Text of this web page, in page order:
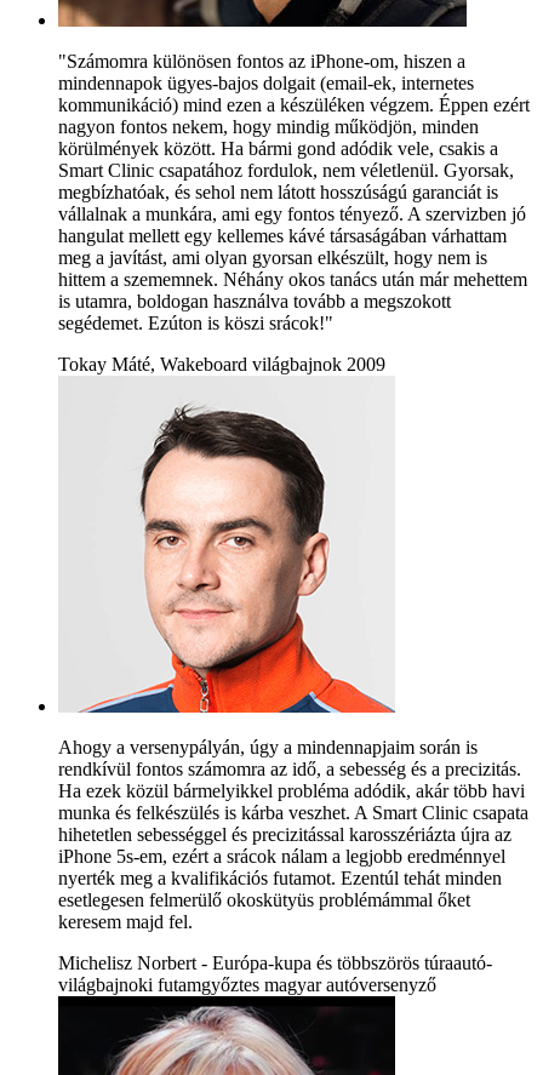
"Számomra különösen fontos az iPhone-om, hiszen a
mindennapok ügyes-bajos dolgait (email-ek, internetes
kommunikáció) mind ezen a készüléken végzem. Éppen ezért
nagyon fontos nekem, hogy mindig működjön, minden
körülmények között. Ha bármi gond adódik vele, csakis a
Smart Clinic csapatához fordulok, nem véletlenül. Gyorsak,
megbízhatóak, és sehol nem látott hosszúságú garanciát is
vállalnak a munkára, ami egy fontos tényező. A szervizben jó
hangulat mellett egy kellemes kávé társaságában várhattam
meg a javítást, ami olyan gyorsan elkészült, hogy nem is
hittem a szememnek. Néhány okos tanács után már mehettem
is utamra, boldogan használva tovább a megszokott
segédemet. Ezúton is köszi srácok!"
Tokay Máté, Wakeboard világbajnok 2009
Ahogy a versenypályán, úgy a mindennapjaim során is
rendkívül fontos számomra az idő, a sebesség és a precizitás.
Ha ezek közül bármelyikkel probléma adódik, akár több havi
munka és felkészülés is kárba veszhet. A Smart Clinic csapata
hihetetlen sebességgel és precizitással karosszériázta újra az
iPhone 5s-em, ezért a srácok nálam a legjobb eredménnyel
nyerték meg a kvalifikációs futamot. Ezentúl tehát minden
esetlegesen felmerülő okoskütyüs problémámmal őket
keresem majd fel.
Michelisz Norbert - Európa-kupa és többszörös túraautó-
világbajnoki futamgyőztes magyar autóversenyző